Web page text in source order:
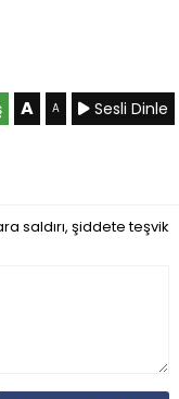
A A Sesli Dinle
saldırı, şiddete teşvik